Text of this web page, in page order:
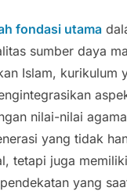
fondasi utama
sumber daya
Islam, kurikulum
nilai-nilai
yang tidak
tetapi juga
yang